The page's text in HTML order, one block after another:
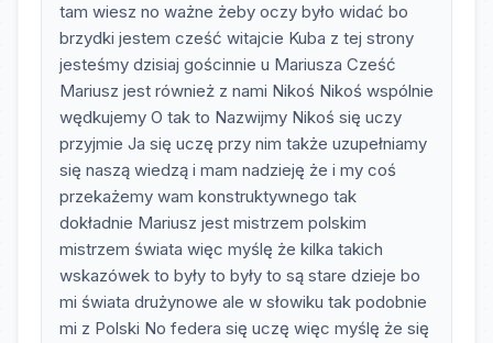
tam wiesz no ważne żeby oczy było widać bo
brzydki jestem cześć witajcie Kuba z tej strony
jesteśmy dzisiaj gościnnie u Mariusza Cześć
Mariusz jest również z nami Nikoś Nikoś wspólnie
wędkujemy O tak to Nazwijmy Nikoś się uczy
przyjmie Ja się uczę przy nim także uzupełniamy
się naszą wiedzą i mam nadzieję że i my coś
przekażemy wam konstruktywnego tak
dokładnie Mariusz jest mistrzem polskim
mistrzem świata więc myślę że kilka takich
wskazówek to były to były to są stare dzieje bo
mi świata drużynowe ale w słowiku tak podobnie
mi z Polski No federa się uczę więc myślę że się